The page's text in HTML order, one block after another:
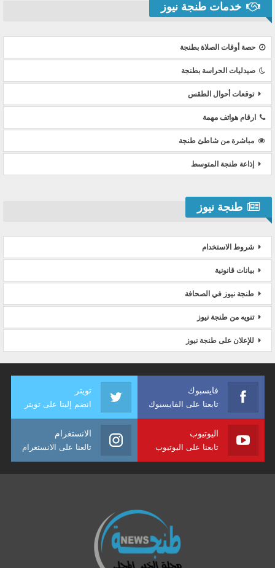
خدمات طنجة نيوز
حصة أوقات الصلاة بطنجة
صيدليات الحراسة بطنجة
توقعات أحوال الطقس
ارقام هواتف مهمة
مباشرة من شاطئ طنجة
إذاعة طنجة المتوسط
طنجة نيوز
شروط الاستخدام
بيانات قانونية
طنجة نيوز في الصحافة
تنويه من طنجة نيوز
للإعلان على طنجة نيوز
فايسبوك
تابعنا على الفايسبوك
تويتر
انضم إلينا على تويتر
اليوتيوب
تابعنا على اليوتيوب
الانستغرام
تالعنا على الانستغرام